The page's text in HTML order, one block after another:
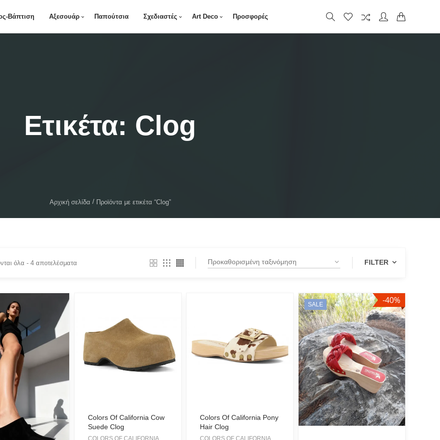
Βάπτιση Αξεσουάρ Παπούτσια Σχεδιαστές Art Deco Προσφορές
Ετικέτα: Clog
Αρχική σελίδα Προϊόντα με ετικέτα “Clog”
όλα - 4 αποτελέσματα FILTER
CATEGORIES
KNITWEAR
CLASSICS
Colors Of California Cow
Suede Clog
COLORS OF CALIFORNIA,
Colors Of California Pony
Hair Clog
COLORS OF CALIFORNIA,
SALE -40%